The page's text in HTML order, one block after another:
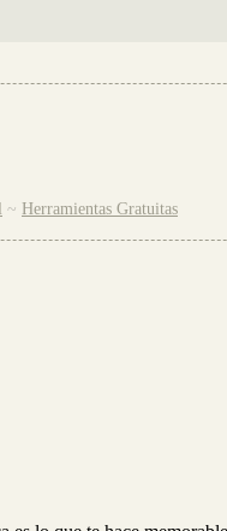
~ Herramientas Gratuitas